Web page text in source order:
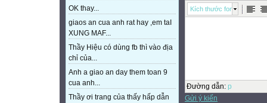
OK thay...
giaos an cua anh rat hay ,em taI
XUNG MAF...
Thầy Hiệu có dùng fb thì vào địa
chỉ của...
Anh a giao an day them toan 9
cua anh...
Thầy ơi trang của thấy hấp dẫn
Kích thước font
Đường dẫn: p
Gửi ý kiến